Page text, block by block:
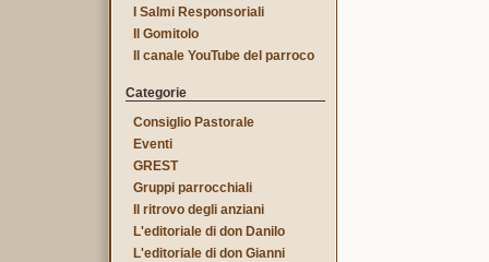
I Salmi Responsoriali
Il Gomitolo
Il canale YouTube del parroco
Categorie
Consiglio Pastorale
Eventi
GREST
Gruppi parrocchiali
Il ritrovo degli anziani
L'editoriale di don Danilo
L'editoriale di don Gianni